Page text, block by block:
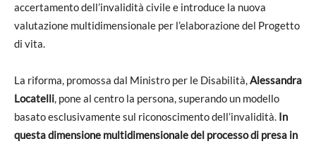
accertamento dell’invalidità civile e introduce la nuova
valutazione multidimensionale per l’elaborazione del Progetto
di vita.
La riforma, promossa dal Ministro per le Disabilità,Alessandra
Locatelli, pone al centro la persona, superando un modello
basato esclusivamente sul riconoscimento dell’invalidità. In
questa dimensione multidimensionale del processo di presa in